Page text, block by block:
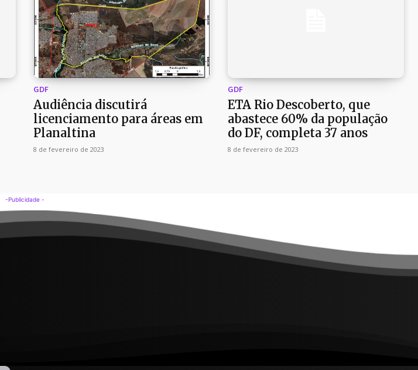
GDF
Audiência discutirá
licenciamento para áreas em
Planaltina
8 de fevereiro de 2023
GDF
ETA Rio Descoberto, que
abastece 60% da população
do DF, completa 37 anos
8 de fevereiro de 2023
-Publicidade -